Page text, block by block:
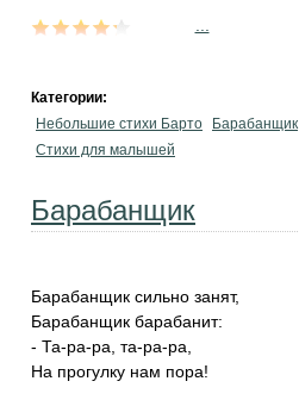
Категории:
Небольшие стихи Барто
Барабанщик
Стихи для малышей
Барабанщик
Барабанщик сильно занят,
Барабанщик барабанит:
- Та-ра-ра, та-ра-ра,
На прогулку нам пора!